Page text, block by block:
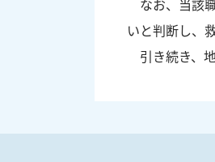
なお、当該
いと判断し、
引き続き、